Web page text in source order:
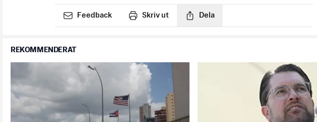
Feedback Skriv ut Dela
REKOMMENDERAT